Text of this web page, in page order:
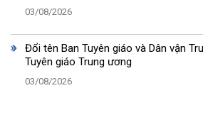
03/08/2026
Đổi tên Ban Tuyên giáo và Dân vận
Tuyên giáo Trung ương
03/08/2026